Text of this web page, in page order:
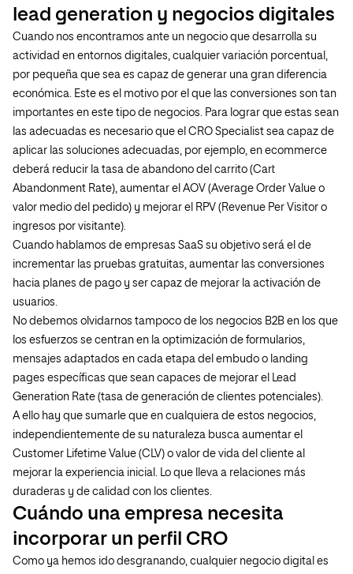
lead generation y negocios digitales
Cuando nos encontramos ante un negocio que desarrolla su
actividad en entornos digitales, cualquier variación porcentual,
por pequeña que sea es capaz de generar una gran diferencia
económica. Este es el motivo por el que las conversiones son tan
importantes en este tipo de negocios. Para lograr que estas sean
las adecuadas es necesario que el CRO Specialist sea capaz de
aplicar las soluciones adecuadas, por ejemplo, en ecommerce
deberá reducir la tasa de abandono del carrito (Cart
Abandonment Rate), aumentar el AOV (Average Order Value o
valor medio del pedido) y mejorar el RPV (Revenue Per Visitor o
ingresos por visitante).
Cuando hablamos de empresas SaaS su objetivo será el de
incrementar las pruebas gratuitas, aumentar las conversiones
hacia planes de pago y ser capaz de mejorar la activación de
usuarios.
No debemos olvidarnos tampoco de los negocios B2B en los que
los esfuerzos se centran en la optimización de formularios,
mensajes adaptados en cada etapa del embudo o landing
pages específicas que sean capaces de mejorar el Lead
Generation Rate (tasa de generación de clientes potenciales).
A ello hay que sumarle que en cualquiera de estos negocios,
independientemente de su naturaleza busca aumentar el
Customer Lifetime Value (CLV) o valor de vida del cliente al
mejorar la experiencia inicial. Lo que lleva a relaciones más
duraderas y de calidad con los clientes.
Cuándo una empresa necesita
incorporar un perfil CRO
Como ya hemos ido desgranando, cualquier negocio digital es